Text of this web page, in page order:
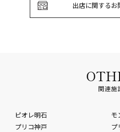
出店に関するお
関連施
ピオレ明石
モ
プリコ神戸
プ